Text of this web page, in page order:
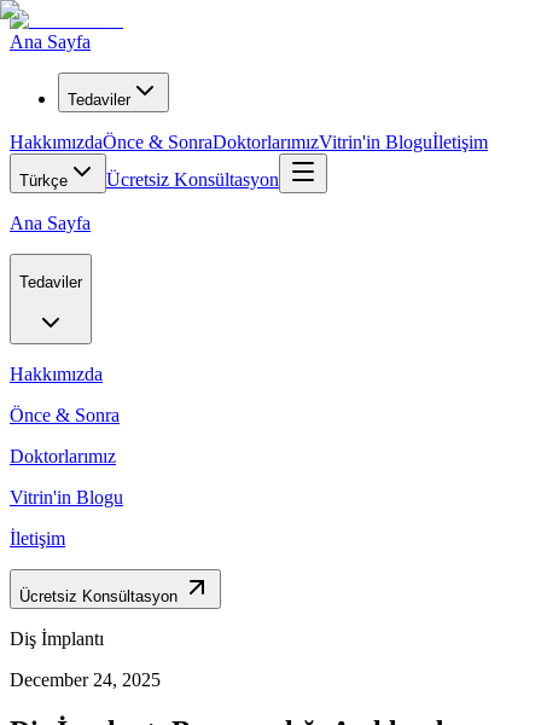
Ana Sayfa
Tedaviler
HakkımızdaÖnce & SonraDoktorlarımızVitrin'in Bloguİletişim
Türkçe Ücretsiz Konsültasyon
Ana Sayfa
Tedaviler
Hakkımızda
Önce & Sonra
Doktorlarımız
Vitrin'in Blogu
İletişim
Ücretsiz Konsültasyon
Diş İmplantı
December 24, 2025